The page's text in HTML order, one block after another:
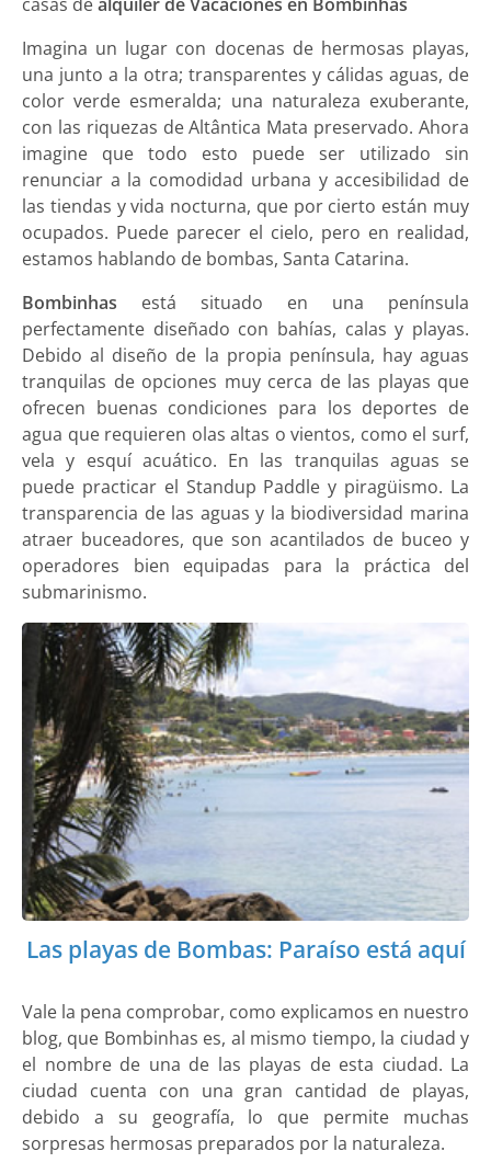
Imagina un lugar con docenas de hermosas playas,
una junto a la otra; transparentes y cálidas aguas, de
color verde esmeralda; una naturaleza exuberante,
con las riquezas de Altântica Mata preservado. Ahora
imagine que todo esto puede ser utilizado sin
renunciar a la comodidad urbana y accesibilidad de
las tiendas y vida nocturna, que por cierto están muy
ocupados. Puede parecer el cielo, pero en realidad,
estamos hablando de bombas, Santa Catarina.
Bombinhas está situado en una península
perfectamente diseñado con bahías, calas y playas.
Debido al diseño de la propia península, hay aguas
tranquilas de opciones muy cerca de las playas que
ofrecen buenas condiciones para los deportes de
agua que requieren olas altas o vientos, como el surf,
vela y esquí acuático. En las tranquilas aguas se
puede practicar el Standup Paddle y piragüismo. La
transparencia de las aguas y la biodiversidad marina
atraer buceadores, que son acantilados de buceo y
operadores bien equipadas para la práctica del
submarinismo.
Las playas de Bombas: Paraíso está aquí
Vale la pena comprobar, como explicamos en nuestro
blog, que Bombinhas es, al mismo tiempo, la ciudad y
el nombre de una de las playas de esta ciudad. La
ciudad cuenta con una gran cantidad de playas,
debido a su geografía, lo que permite muchas
sorpresas hermosas preparados por la naturaleza.